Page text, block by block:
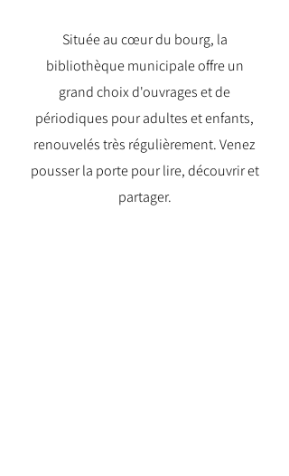
Située au cœur du bourg, la
bibliothèque municipale offre un
grand choix d'ouvrages et de
périodiques pour adultes et enfants,
renouvelés très régulièrement. Venez
pousser la porte pour lire, découvrir et
partager.